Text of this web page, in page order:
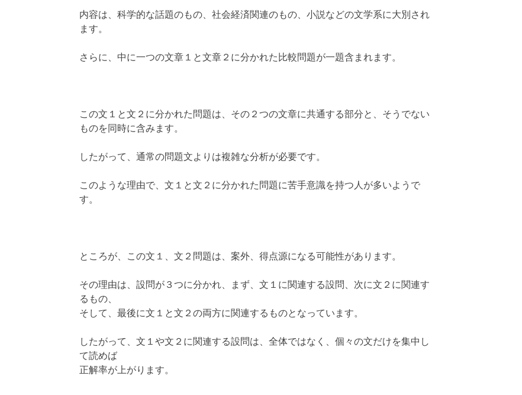
内容は、科学的な話題のもの、社会経済関連のもの、小説などの文学系に大別され
ます。
さらに、中に一つの文章１と文章２に分かれた比較問題が一題含まれます。
この文１と文２に分かれた問題は、その２つの文章に共通する部分と、そうでない
ものを同時に含みます。
したがって、通常の問題文よりは複雑な分析が必要です。
このような理由で、文１と文２に分かれた問題に苦手意識を持つ人が多いようで
す。
ところが、この文１、文２問題は、案外、得点源になる可能性があります。
その理由は、設問が３つに分かれ、まず、文１に関連する設問、次に文２に関連す
るもの、
そして、最後に文１と文２の両方に関連するものとなっています。
したがって、文１や文２に関連する設問は、全体ではなく、個々の文だけを集中し
て読めば
正解率が上がります。